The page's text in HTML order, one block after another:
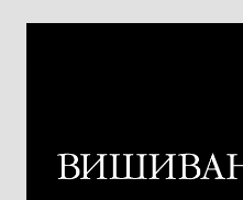
ТА